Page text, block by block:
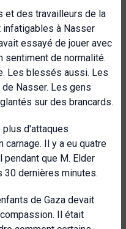
et des travailleurs de la
infatigables à Nasser
essayé de jouer avec
sentiment de normalité.
Les blessés aussi. Les
Nasser. Les gens
sur des brancards.
d'attaques
carnage. Il y a eu quatre
que M. Elder
30 dernières minutes.
de Gaza devait
Il était